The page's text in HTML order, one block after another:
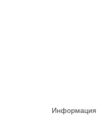
Информация